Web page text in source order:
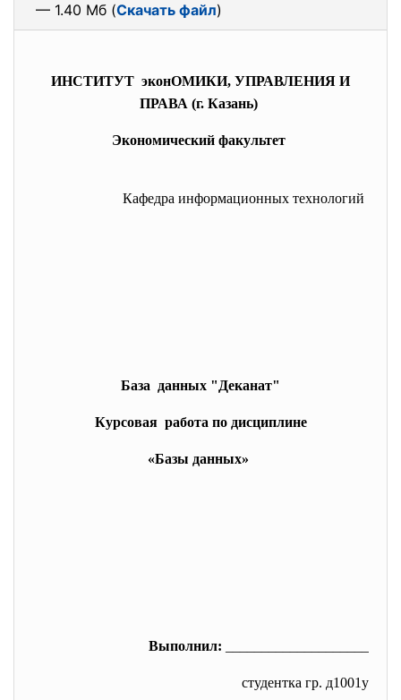
— 1.40 Мб (Скачать файл)
ИНСТИТУТ эконОМИКИ, УПРАВЛЕНИЯ И
ПРАВА (г. Казань)
Экономический факультет
Кафедра информационных технологий
База данных "Деканат"
Курсовая работа по дисциплине
«Базы данных»
Выполнил:
студентка гр. д1001у